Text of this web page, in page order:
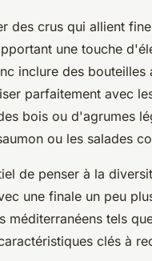
des crus qui allient
une touche
inclure des bouteilles
parfaitement avec
bois ou d'agrumes
ou les salades
de penser à la
une finale un peu
méditerranéens tels
clés à